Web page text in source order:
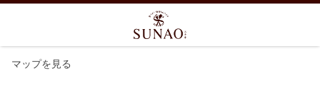
マップを見る